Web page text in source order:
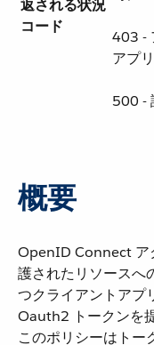
返される状況
コード
403 -
アプ
500 -
概要
OpenID Connect ア
護されたリソースへ
つクライアントアプ
Oauth2 トークンを
このポリシーはトー